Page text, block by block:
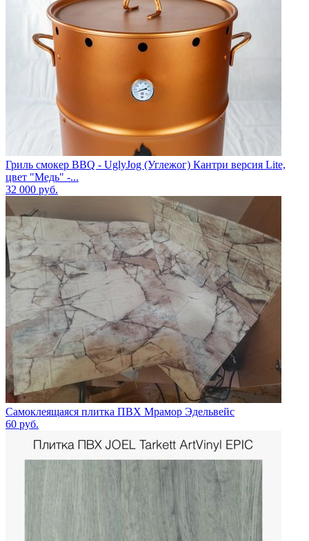
Гриль смокер BBQ - UglyJog (Углежог) Кантри версия Lite,
цвет "Медь" -...
32 000 руб.
Самоклеящаяся плитка ПВХ Мрамор Эдельвейс
60 руб.